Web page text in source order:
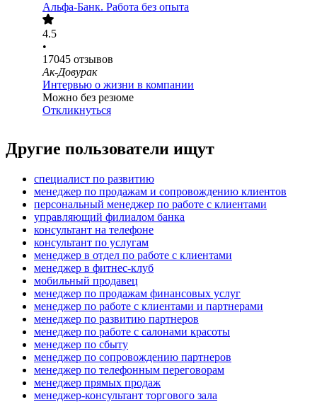
Альфа-Банк. Работа без опыта
4.5
•
17045 отзывов
Ак-Довурак
Интервью о жизни в компании
Можно без резюме
Откликнуться
Другие пользователи ищут
специалист по развитию
менеджер по продажам и сопровождению клиентов
персональный менеджер по работе с клиентами
управляющий филиалом банка
консультант на телефоне
консультант по услугам
менеджер в отдел по работе с клиентами
менеджер в фитнес-клуб
мобильный продавец
менеджер по продажам финансовых услуг
менеджер по работе с клиентами и партнерами
менеджер по развитию партнеров
менеджер по работе с салонами красоты
менеджер по сбыту
менеджер по сопровождению партнеров
менеджер по телефонным переговорам
менеджер прямых продаж
менеджер-консультант торгового зала